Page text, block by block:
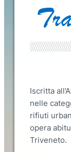
Iscritta
nelle
rifiuti
opera
Triveneto.